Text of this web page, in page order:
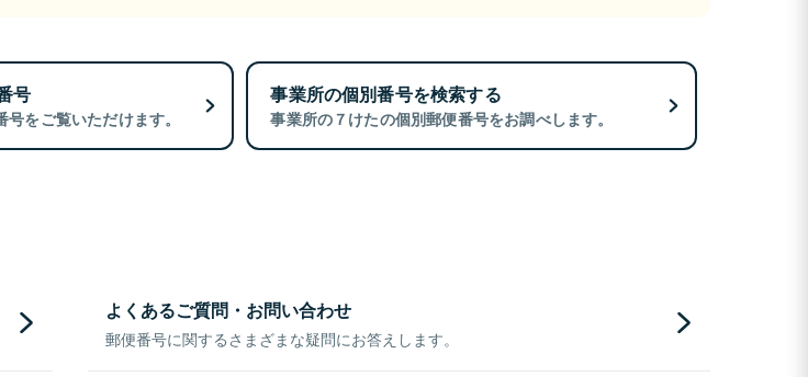
号
をご覧いただけます。
事業所の個別番号を検索する
事業所の７けたの個別郵便番号をお調べします。
よくあるご質問・お問い合わせ
郵便番号に関するさまざまな疑問にお答えします。